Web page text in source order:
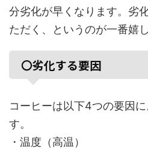
分劣化が早くなります。劣
ただく、というのが一番嬉
〇劣化する要因
コーヒーは以下4つの要因
す。
・温度（高温）